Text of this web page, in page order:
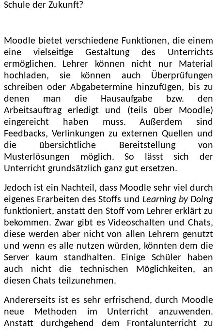
Schule der Zukunft?
Moodle bietet verschiedene Funktionen, die einem
eine vielseitige Gestaltung des Unterrichts
ermöglichen. Lehrer können nicht nur Material
hochladen, sie können auch Überprüfungen
schreiben oder Abgabetermine hinzufügen, bis zu
denen man die Hausaufgabe bzw. den
Arbeitsauftrag erledigt und (teils über Moodle)
eingereicht haben muss. Außerdem sind
Feedbacks, Verlinkungen zu externen Quellen und
die übersichtliche Bereitstellung von
Musterlösungen möglich. So lässt sich der
Unterricht grundsätzlich ganz gut ersetzen.
Jedoch ist ein Nachteil, dass Moodle sehr viel durch
eigenes Erarbeiten des Stoffs und Learning by Doing
funktioniert, anstatt den Stoff vom Lehrer erklärt zu
bekommen. Zwar gibt es Videoschalten und Chats,
diese werden aber nicht von allen Lehrern genutzt
und wenn es alle nutzen würden, könnten dem die
Server kaum standhalten. Einige Schüler haben
auch nicht die technischen Möglichkeiten, an
diesen Chats teilzunehmen.
Andererseits ist es sehr erfrischend, durch Moodle
neue Methoden im Unterricht anzuwenden.
Anstatt durchgehend dem Frontalunterricht zu